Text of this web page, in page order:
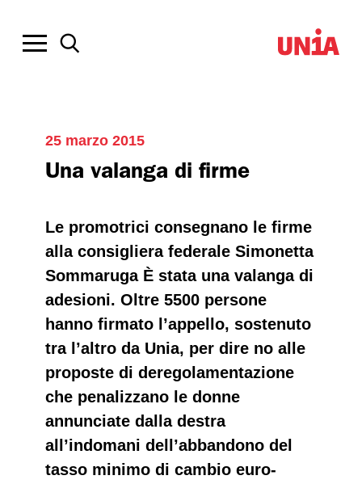
25 marzo 2015
Una valanga di firme
Le promotrici consegnano le firme
alla consigliera federale Simonetta
Sommaruga È stata una valanga di
adesioni. Oltre 5500 persone
hanno firmato l’appello, sostenuto
tra l’altro da Unia, per dire no alle
proposte di deregolamentazione
che penalizzano le donne
annunciate dalla destra
all’indomani dell’abbandono del
tasso minimo di cambio euro-